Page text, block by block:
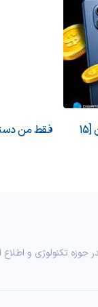
قیمت روز پرفروش‌ترین گوشی‌های بازار ایران [15
فقط من
تکنولوژی و اطلاع